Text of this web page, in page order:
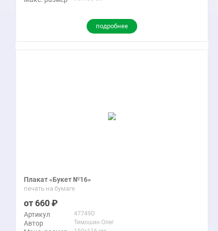
подробнее
Плакат «Букет №16»
печать на бумаге
660
Артикул 47749D
Автор Тимошин Олег